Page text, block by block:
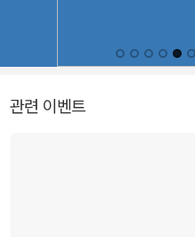
관련 이벤트